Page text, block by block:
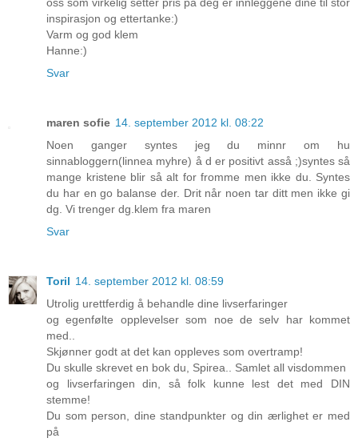
oss som virkelig setter pris på deg er innleggene dine til stor
inspirasjon og ettertanke:)
Varm og god klem
Hanne:)
Svar
maren sofie 14. september 2012 kl. 08:22
Noen ganger syntes jeg du minnr om hu
sinnabloggern(linnea myhre) å d er positivt asså ;)syntes så
mange kristene blir så alt for fromme men ikke du. Syntes
du har en go balanse der. Drit når noen tar ditt men ikke gi
dg. Vi trenger dg.klem fra maren
Svar
Toril 14. september 2012 kl. 08:59
Utrolig urettferdig å behandle dine livserfaringer
og egenfølte opplevelser som noe de selv har kommet
med..
Skjønner godt at det kan oppleves som overtramp!
Du skulle skrevet en bok du, Spirea.. Samlet all visdommen
og livserfaringen din, så folk kunne lest det med DIN
stemme!
Du som person, dine standpunkter og din ærlighet er med
på